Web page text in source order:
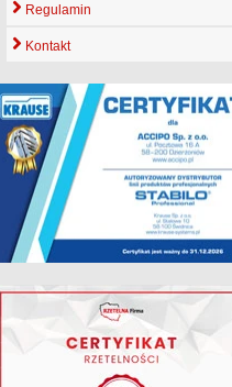
Regulamin
Kontakt